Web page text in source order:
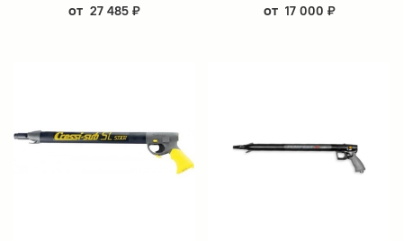
от 27 485 ₽ от 17 000 ₽